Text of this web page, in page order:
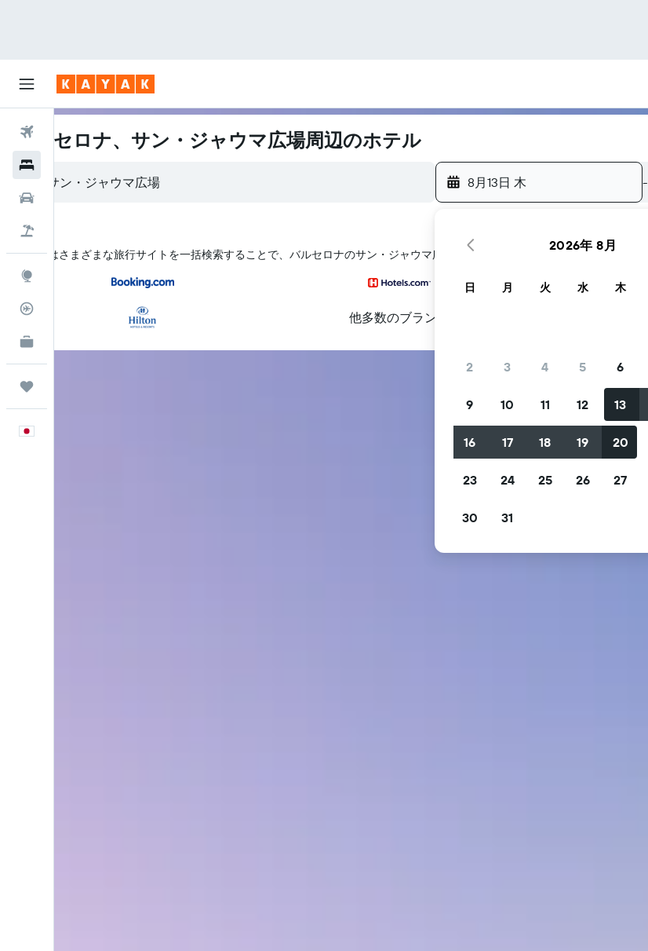
航空券
フライトトラッカー
バルセロナ、サン・ジャウマ広場周辺のホテル
8月13日 木 -
KAYAK はさまざまな旅行サイトを一括検索することで、バルセロナ​のサン・ジャウマ広場​周辺にあるホテル探しをお手伝いします
他多数のブランド
2026年 8月
日 月 火 水 木
2 3 4 5 6
9 10 11 12 13
16 17 18 19 20
23 24 25 26 27
30 31